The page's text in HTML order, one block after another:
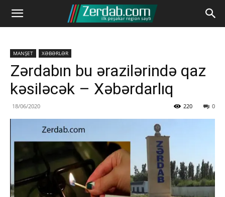
MANŞET XƏBƏRLƏR
Zərdabın bu ərazilərində qaz
kəsiləcək – Xəbərdarlıq
18/06/2020 0
220